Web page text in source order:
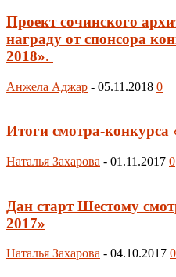
Проект сочинского
награду от спонсора
2018».
Анжела Аджар - 05.11.2018 0
Итоги смотра-конкурса
Наталья Захарова - 01.11.2017 0
Дан старт Шестому
2017»
Наталья Захарова - 04.10.2017 0